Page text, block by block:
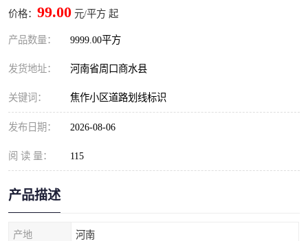
价格： 99.00 元/平方 起
产品数量： 9999.00平方
发货地址： 河南省周口商水县
关键词： 焦作小区道路划线标识
发布日期： 2026-08-06
阅 读 量： 115
产品描述
产地 河南